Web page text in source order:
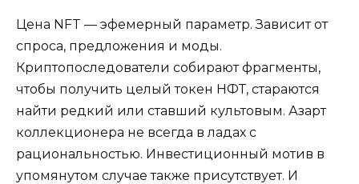
Цена NFT — эфемерный параметр. Зависит от
спроса, предложения и моды.
Криптопоследователи собирают фрагменты,
чтобы получить целый токен НФТ, стараются
найти редкий или ставший культовым. Азарт
коллекционера не всегда в ладах с
рациональностью. Инвестиционный мотив в
упомянутом случае также присутствует. И